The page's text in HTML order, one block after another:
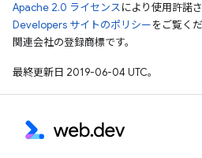
Apache 2.0 ライセンスにより使用許諾
Developers サイトのポリシーをご覧く
関連会社の登録商標です。
最終更新日 2019-06-04 UTC。